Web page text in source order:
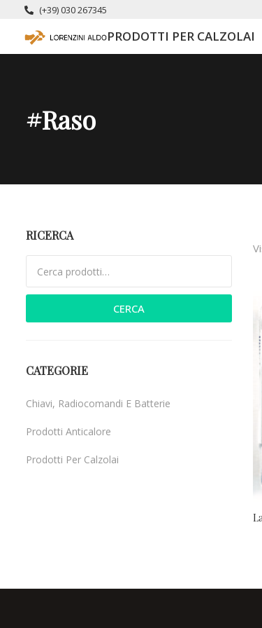
(+39) 030 267345
PRODOTTI PER CALZOLAI
#raso
RICERCA
CERCA
CATEGORIE
Chiavi, Radiocomandi E Batterie
Prodotti Anticalore
Prodotti Per Calzolai